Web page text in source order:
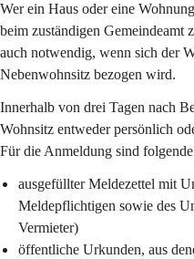
Wer ein Haus oder eine
beim zuständigen Gemeindeamt
auch notwendig, wenn sich der
Nebenwohnsitz bezogen wird.
Innerhalb von drei Tagen nach
Wohnsitz entweder persönlich
Für die Anmeldung sind
ausgefüllter Meldezettel mit
Meldepflichtigen sowie des
Vermieter)
öffentliche Urkunden, aus